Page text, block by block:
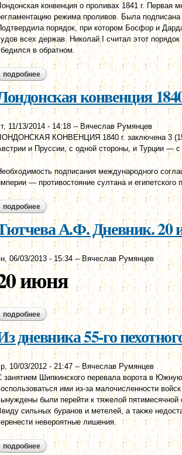
конвенция о проливах 1841 г. Первая
режима проливов. Была
порядок, при котором Босфор и
всех держав. Николай I считал этот
в обратном.
подробнее о лондонская конвенция 1841 года
конвенция
11/13/2014 - 14:18--Вячеслав Румянцев
КОНВЕНЦИЯ 1840 г. заключена 3
и Пруссии, с одной стороны, и Турции — с
подписания международного
— противостояние султана и
подробнее о лондонская конвенция 1840 года.
А.Ф. Дневник. 20
06/03/2013 - 15:34 --Вячеслав Румянцев
июня
подробнее о тютчева а.ф. дневник. 20 июня [1854
дневника 55-го
10/03/2012 - 21:47 --Вячеслав Румянцев
занятием Шипкинского перевала ворота в
ими из-за малочисленности
были перейти к тяжелой
сильных буранов и метелей, а также
невероятные лишения.
подробнее о из дневника 55-го пехотного